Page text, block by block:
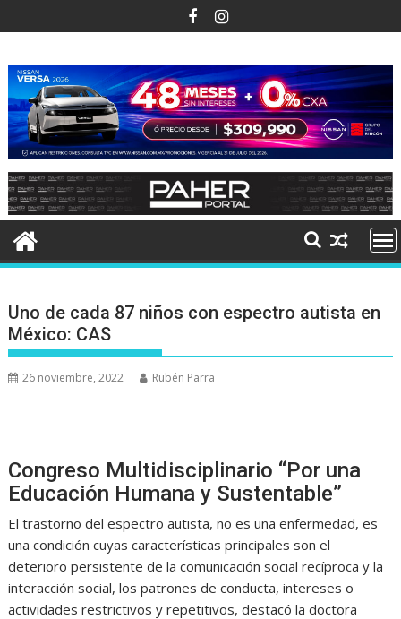
al
Uno de cada 87 niños con espectro autista en
México: CAS
26 noviembre, 2022 Rubén Parra
Congreso Multidisciplinario “Por una
Educación Humana y Sustentable”
El trastorno del espectro autista, no es una enfermedad, es
una condición cuyas características principales son el
deterioro persistente de la comunicación social recíproca y la
interacción social, los patrones de conducta, intereses o
actividades restrictivos y repetitivos, destacó la doctora